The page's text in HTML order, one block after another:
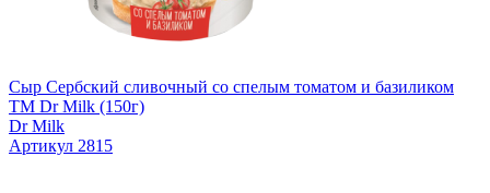
Сыр Сербский сливочный со спелым томатом и базиликом
TM Dr Milk (150г)
Dr Milk
Артикул 2815